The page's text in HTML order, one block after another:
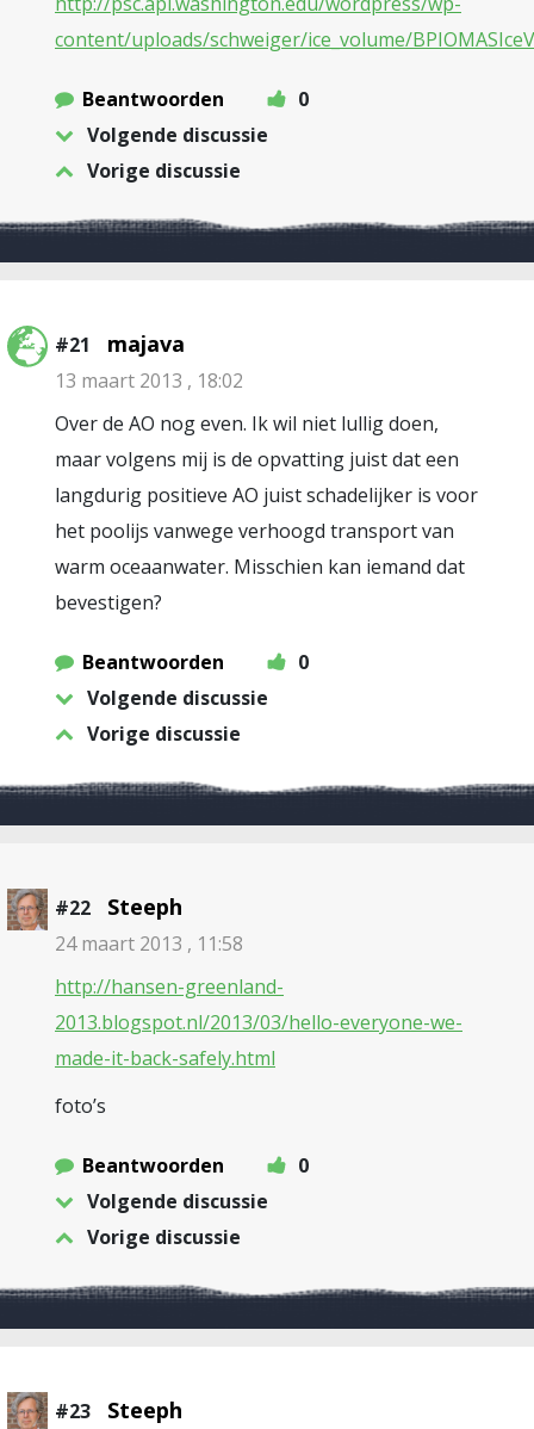
content/uploads/schweiger/ice_volume/
Beantwoorden
0
Volgende discussie
Vorige discussie
#21 majava
13 maart 2013 , 18:02
Over de AO nog even. Ik wil niet lullig doen,
maar volgens mij is de opvatting juist dat een
langdurig positieve AO juist schadelijker is voor
het poolijs vanwege verhoogd transport van
warm oceaanwater. Misschien kan iemand dat
bevestigen?
Beantwoorden
0
Volgende discussie
Vorige discussie
#22 Steeph
24 maart 2013 , 11:58
http://hansen-greenland-
2013.blogspot.nl/2013/03/hello-everyone-we-
made-it-back-safely.html
foto’s
Beantwoorden
0
Volgende discussie
Vorige discussie
#23 Steeph